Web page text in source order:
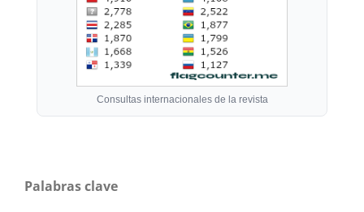
Consultas internacionales de la revista
Palabras clave